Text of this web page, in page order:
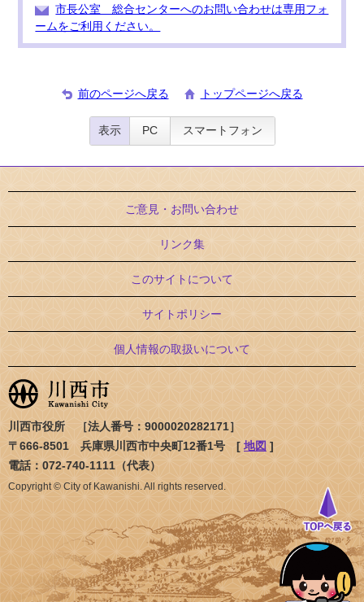
市長公室 総合センターへのお問い合わせは専用フォ
ームをご利用ください。
前のページへ戻る トップページへ戻る
表示 PC スマートフォン
ご意見・お問い合わせ
リンク集
このサイトについて
サイトポリシー
個人情報の取扱いについて
川西市役所 ［法人番号：9000020282171］
〒666-8501 兵庫県川西市中央町12番1号 [ 地図 ]
電話：072-740-1111（代表）
Copyright © City of Kawanishi. All rights reserved.